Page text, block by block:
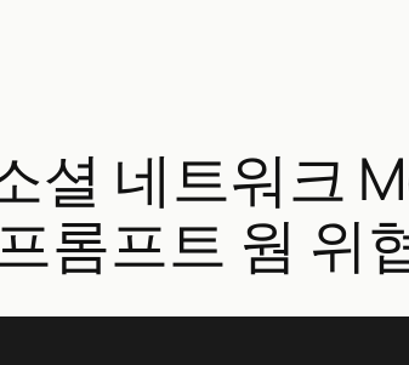
셜 네트워크
롬프트 웜 위